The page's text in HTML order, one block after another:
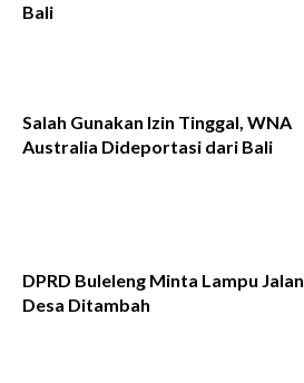
Bali
Salah Gunakan Izin Tinggal, WNA
Australia Dideportasi dari Bali
DPRD Buleleng Minta Lampu Jalan
Desa Ditambah